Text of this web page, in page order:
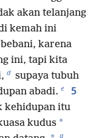
akan telanjang
kemah ini
karena
ini, tapi kita
d supaya tubuh
abadi. e 5
kehidupan itu
kudus *
g